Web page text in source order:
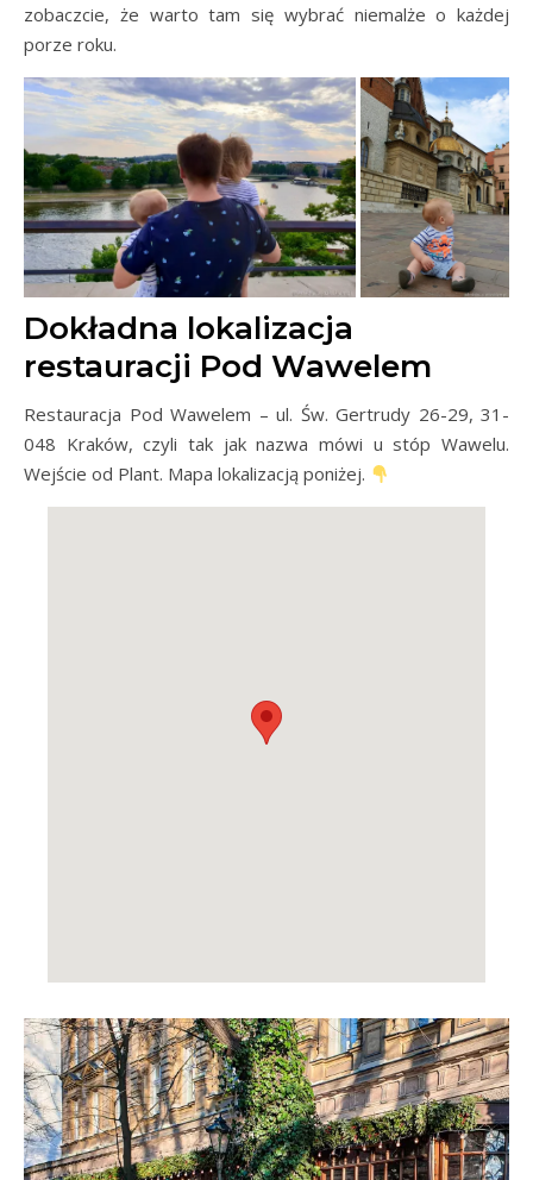
zobaczcie, że warto tam się wybrać niemalże o każdej
porze roku.
Dokładna lokalizacja
restauracji Pod Wawelem
Restauracja Pod Wawelem – ul. Św. Gertrudy 26-29, 31-
048 Kraków, czyli tak jak nazwa mówi u stóp Wawelu.
Wejście od Plant. Mapa lokalizacją poniżej.